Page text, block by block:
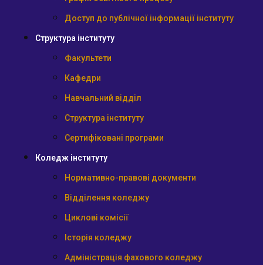
Доступ до публічної інформації інституту
Структура інституту
Факультети
Кафедри
Навчальний відділ
Структура інституту
Сертифіковані програми
Коледж інституту
Нормативно-правові документи
Відділення коледжу
Циклові комісії
Історія коледжу
Адміністрація фахового коледжу